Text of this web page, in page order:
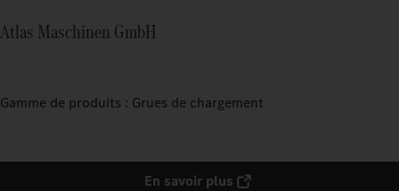
Atlas Maschinen GmbH
Gamme de produits : Grues de chargement
En savoir plus